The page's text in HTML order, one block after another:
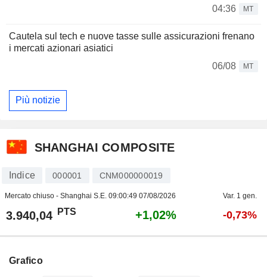
04:36 MT
Cautela sul tech e nuove tasse sulle assicurazioni frenano
i mercati azionari asiatici
06/08
MT
Più notizie
SHANGHAI COMPOSITE
Indice 000001 CNM000000019
Mercato chiuso - Shanghai S.E. 09:00:49 07/08/2026 Var. 1 gen.
3.940,04 PTS +1,02% -0,73%
Grafico